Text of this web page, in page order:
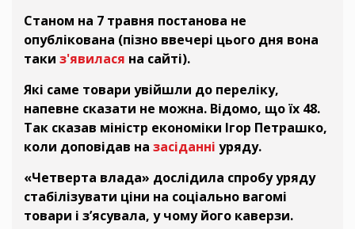
Станом на 7 травня постанова не
опублікована (пізно ввечері цього дня вона
таки з'явилася на сайті).
Які саме товари увійшли до переліку,
напевне сказати не можна. Відомо, що їх 48.
Так сказав міністр економіки Ігор Петрашко,
коли доповідав на засіданні уряду.
«Четверта влада» дослідила спробу уряду
стабілізувати ціни на соціально вагомі
товари і з’ясувала, у чому його каверзи.